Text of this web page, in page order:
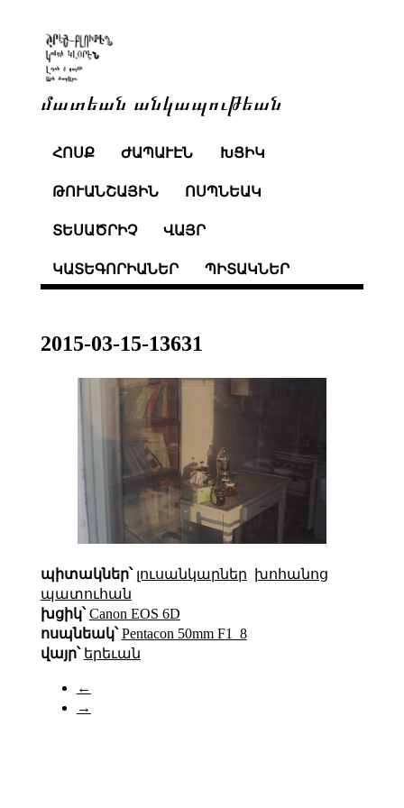
մատեան անկապութեան
ՀՈՍՔ ԺԱՊԱՒԷՆ ԽՑԻԿ
ԹՈՒԱՆՇԱՅԻՆ ՈՍՊՆԵԱԿ
ՏԵՍԱԾՐԻՉ ՎԱՅՐ
ԿԱՏԵԳՈՐԻԱՆԵՐ ՊԻՏԱԿՆԵՐ
2015-03-15-13631
պիտակներ՝ լուսանկարներ
խոհանոց
պատուհան
խցիկ՝ Canon EOS 6D
ոսպնեակ՝ Pentacon 50mm F1_8
վայր՝ երեւան
←
→